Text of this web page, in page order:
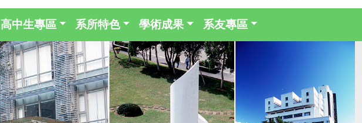
高中生專區 系所特色 學術成果 系友專區